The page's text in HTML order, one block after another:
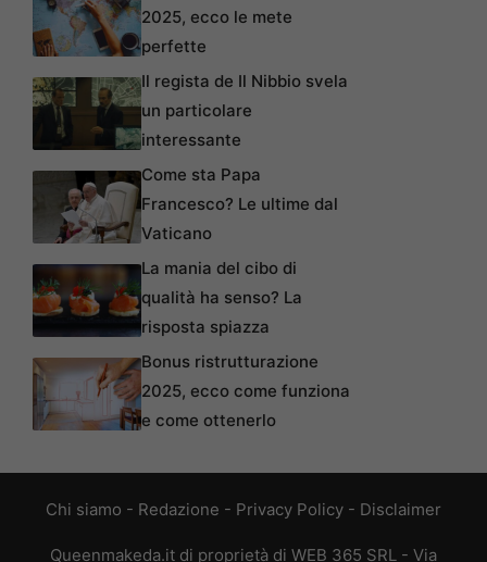
2025, ecco le mete
perfette
Il regista de Il Nibbio svela
un particolare
interessante
Come sta Papa
Francesco? Le ultime dal
Vaticano
La mania del cibo di
qualità ha senso? La
risposta spiazza
Bonus ristrutturazione
2025, ecco come funziona
e come ottenerlo
Chi siamo - Redazione - Privacy Policy - Disclaimer
Queenmakeda.it di proprietà di WEB 365 SRL - Via